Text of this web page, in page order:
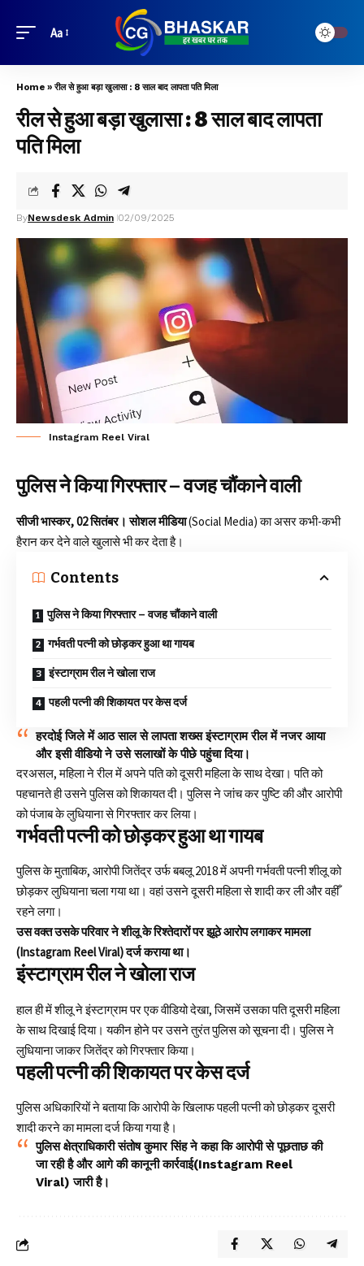
Aa
Home »रील से हुआ बड़ा खुलासा : 8 साल बाद लापता पति मिला
रील से हुआ बड़ा खुलासा : 8 साल बाद लापता
पति मिला
ByNewsdesk Admin 02/09/2025
Instagram Reel Viral
पुलिस ने किया गिरफ्तार – वजह चौंकाने वाली
सीजी भास्कर, 02 सितंबर। सोशल मीडिया(Social Media) का असर कभी-कभी
हैरान कर देने वाले खुलासे भी कर देता है।
Contents
पुलिस ने किया गिरफ्तार – वजह चौंकाने वाली
गर्भवती पत्नी को छोड़कर हुआ था गायब
इंस्टाग्राम रील ने खोला राज
पहली पत्नी की शिकायत पर केस दर्ज
हरदोई जिले में आठ साल से लापता शख्स इंस्टाग्राम रील में नजर आया
और इसीवीडियोने उसे सलाखों के पीछे पहुंचा दिया।
दरअसल, महिला ने रील में अपने पति को दूसरी महिला के साथ देखा। पति को
पहचानते ही उसने पुलिस को शिकायत दी। पुलिस ने जांच कर पुष्टि की और आरोपी
को पंजाब के लुधियाना से गिरफ्तार कर लिया।
गर्भवती पत्नी को छोड़कर हुआ था गायब
पुलिस के मुताबिक, आरोपी जितेंद्र उर्फ बबलू 2018 में अपनी गर्भवती पत्नी शीलू को
छोड़कर लुधियाना चला गया था। वहां उसने दूसरी महिला से शादी कर ली और वहीँ
रहने लगा।
उस वक्त उसके परिवार ने शीलू के रिश्तेदारों पर झूठे आरोप लगाकर मामला
(Instagram Reel Viral) दर्ज कराया था।
इंस्टाग्राम रील ने खोला राज
हाल ही में शीलू ने इंस्टाग्राम पर एक वीडियो देखा, जिसमें उसका पति दूसरी महिला
के साथ दिखाई दिया। यकीन होने पर उसने तुरंत पुलिस को सूचना दी। पुलिस ने
लुधियाना जाकर जितेंद्र को गिरफ्तार किया।
पहली पत्नी की शिकायत पर केस दर्ज
पुलिसअधिकारियों ने बताया कि आरोपी के खिलाफ पहली पत्नी को छोड़कर दूसरी
शादी करने का मामला दर्ज किया गया है।
पुलिस क्षेत्राधिकारी संतोष कुमार सिंह ने कहा कि आरोपी से पूछताछ की
जा रही है और आगे की कानूनी कार्रवाई(Instagram Reel
Viral) जारी है।